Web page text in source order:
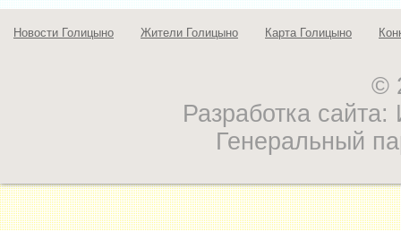
Новости Голицыно Жители Голицыно Карта Голицыно
©
Разработка
Генеральный